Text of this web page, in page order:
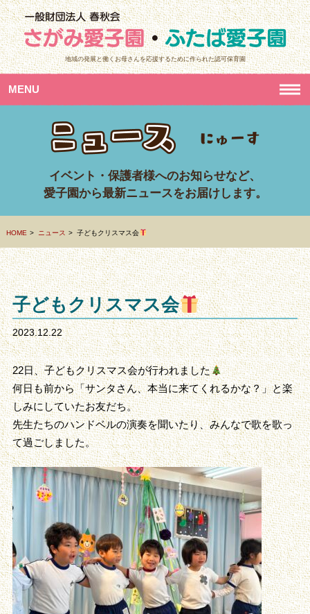
地域の発展と働くお母さんを応援するために作られた認可保育園
MENU
イベント・保護者様へのお知らせなど、
愛子園から最新ニュースをお届けします。
HOME ニュース 子どもクリスマス会
子どもクリスマス会
2023.12.22
22日、子どもクリスマス会が行われました
何日も前から「サンタさん、本当に来てくれるかな？」と楽
しみにしていたお友だち。
先生たちのハンドベルの演奏を聞いたり、みんなで歌を歌っ
て過ごしました。